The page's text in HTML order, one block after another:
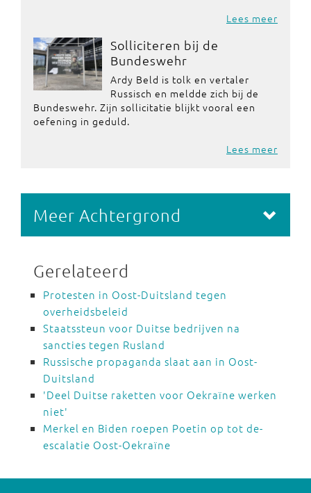
Lees meer
Solliciteren bij de
Bundeswehr
Ardy Beld is tolk en vertaler
Russisch en meldde zich bij de
Bundeswehr. Zijn sollicitatie blijkt vooral een
oefening in geduld.
Lees meer
Meer Achtergrond
Gerelateerd
Protesten in Oost-Duitsland tegen
overheidsbeleid
Staatssteun voor Duitse bedrijven na
sancties tegen Rusland
Russische propaganda slaat aan in Oost-
Duitsland
'Deel Duitse raketten voor Oekraïne werken
niet'
Merkel en Biden roepen Poetin op tot de-
escalatie Oost-Oekraïne